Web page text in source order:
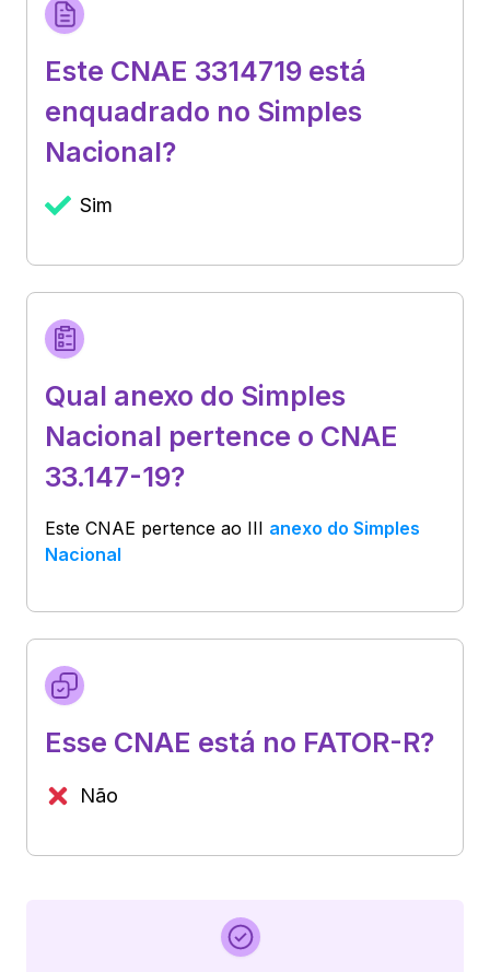
Este CNAE 3314719 está
enquadrado no Simples
Nacional?
Sim
Qual anexo do Simples
Nacional pertence o CNAE
33.147-19?
Este CNAE pertence ao III anexo do Simples
Nacional
Esse CNAE está no FATOR-R?
Não